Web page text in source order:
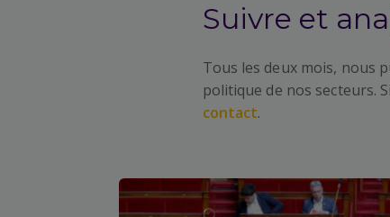
Suivre et
Tous les deux mois, nous
politique de nos secteurs.
contact.